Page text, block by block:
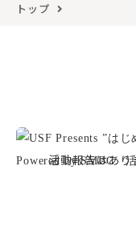
トップ